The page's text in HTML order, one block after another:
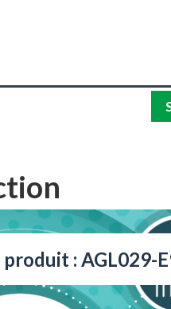
produit : AGL029-